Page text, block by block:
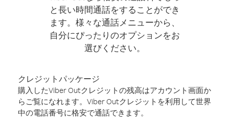
と長い時間通話をすることができ
ます。様々な通話メニューから、
自分にぴったりのオプションをお
選びください。
クレジットパッケージ
購入したViber Outクレジットの残高はアカウント画面か
らご覧になれます。Viber Outクレジットを利用して世界
中の電話番号に格安で通話できます。